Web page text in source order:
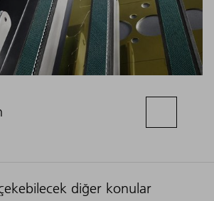
diğer konular